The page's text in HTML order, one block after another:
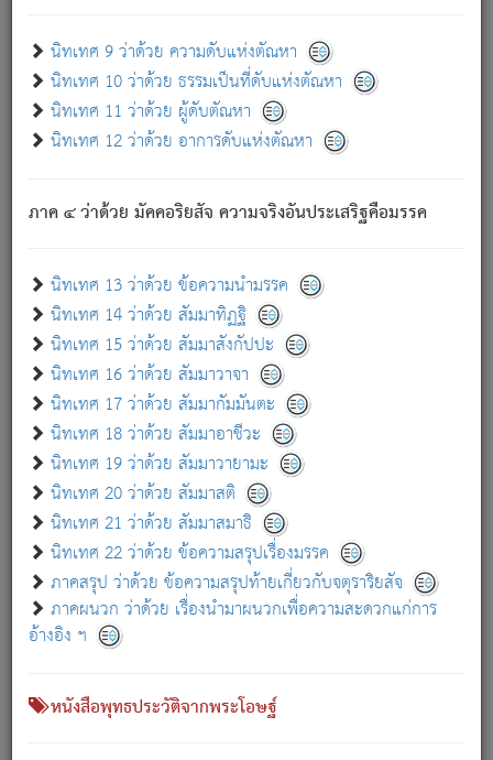
นิทเทศ 9 ว่าด้วย ความดับแห่งตัณหา
นิทเทศ 10 ว่าด้วย ธรรมเป็นที่ดับแห่งตัณหา
นิทเทศ 11 ว่าด้วย ผู้ดับตัณหา
นิทเทศ 12 ว่าด้วย อาการดับแห่งตัณหา
ภาค ๔ ว่าด้วย มัคคอริยสัจ ความจริงอันประเสริฐคือมรรค
นิทเทศ 13 ว่าด้วย ข้อความนำมรรค
นิทเทศ 14 ว่าด้วย สัมมาทิฏฐิ
นิทเทศ 15 ว่าด้วย สัมมาสังกัปปะ
นิทเทศ 16 ว่าด้วย สัมมาวาจา
นิทเทศ 17 ว่าด้วย สัมมากัมมันตะ
นิทเทศ 18 ว่าด้วย สัมมาอาชีวะ
นิทเทศ 19 ว่าด้วย สัมมาวายามะ
นิทเทศ 20 ว่าด้วย สัมมาสติ
นิทเทศ 21 ว่าด้วย สัมมาสมาธิ
นิทเทศ 22 ว่าด้วย ข้อความสรุปเรื่องมรรค
ภาคสรุป ว่าด้วย ข้อความสรุปท้ายเกี่ยวกับจตุราริยสัจ
ภาคผนวก ว่าด้วย เรื่องนำมาผนวกเพื่อความสะดวกแก่การ
อ้างอิง ฯ
หนังสือพุทธประวัติจากพระโอษฐ์
- อุ.ขุ. ๒๕/๑๒๑/๘๔.
(ข้อความนี้ เป็นพระพุทธอุทานที่ทรงเปล่งออก ที่โคนต้นโพธิ์
เป็นที่ตรัสรู้ เมื่อตรัสรู้แล้วได้ 7 วัน)
เกี่ยวกับธรรมโฆษณ์ออนไลน์ (Disclaimer)
แม้ระบบ "ธรรมโฆษณ์ออนไลน์" พยายามปรับปรุงข้อมูลให้ถูกต้องมากที่สุด
ผู้ศึกษาก็พึงตรวจสอบกับตัวเล่มหนังสือต้นฉบับ ที่มีการพิมพ์ครั้งล่าสุด
ก่อนนำข้อมูลไปใช้ในการอ้างอิง"
เกี่ยวกับอัตถจารี|เกี่ยวกับการพัฒนา|แจ้งข้อผิดพลาด / แนะนำ
หนังสือที่เกี่ยวข้อง